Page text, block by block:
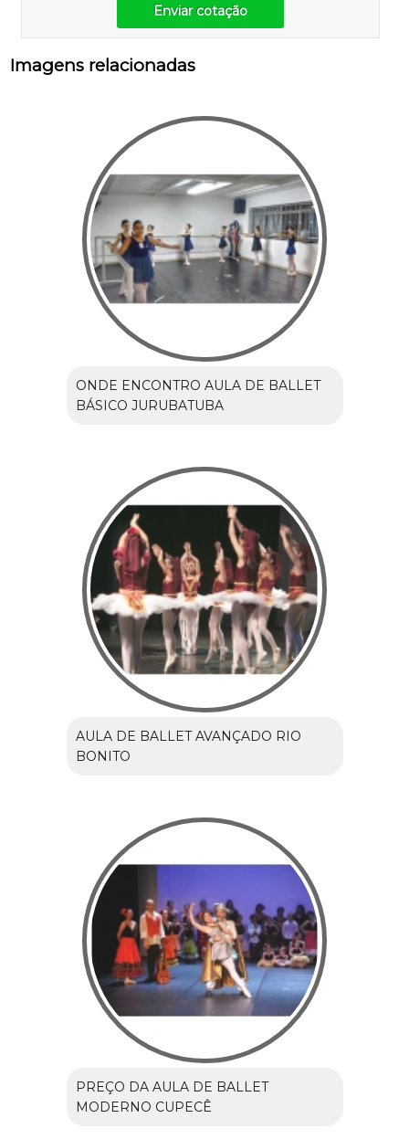
Enviar cotação
Imagens relacionadas
ONDE ENCONTRO AULA DE BALLET
BÁSICO JURUBATUBA
AULA DE BALLET AVANÇADO RIO
BONITO
PREÇO DA AULA DE BALLET
MODERNO CUPECÊ